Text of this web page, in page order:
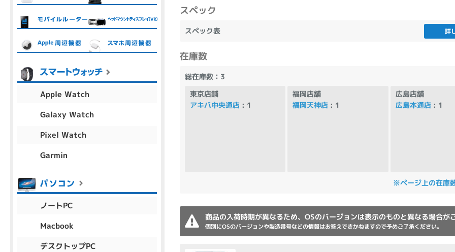
スペック
スペック表 詳
在庫数
総在庫数：3
東京店舗
アキバ中央通店 : 1
福岡店舗
福岡天神店 : 1
広島店舗
広島本通店 : 1
※ページ上の在庫
商品の入荷時期が異なるため、OSのバージョンは表示のものと異なる場合が
個別にOSのバージョンや製造番号などの情報はお答えできかねますので予めご了承ください。
Apple Watch
Galaxy Watch
Pixel Watch
Garmin
ノートPC
Macbook
デスクトップPC
ランク
商品状態の絞り込み
新品/未使用 中古 新品
容量
~